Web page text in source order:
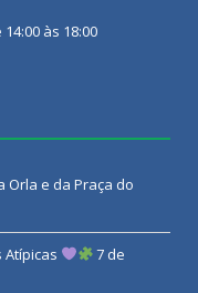
às 18:00
Orla e da Praça do
7 de